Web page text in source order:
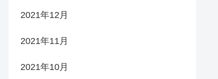
2021年12月
2021年11月
2021年10月